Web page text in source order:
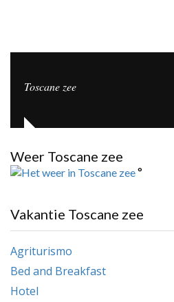
Toscane zee
Weer Toscane zee
°
Vakantie Toscane zee
Agriturismo
Bed and Breakfast
Hotel